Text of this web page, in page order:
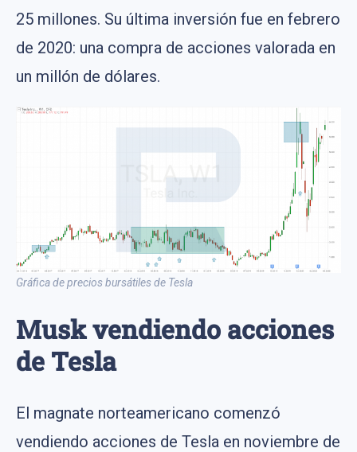
25 millones. Su última inversión fue en febrero
de 2020: una compra de acciones valorada en
un millón de dólares.
Gráfica de precios bursátiles de Tesla
Musk vendiendo acciones
de Tesla
El magnate norteamericano comenzó
vendiendo acciones de Tesla en noviembre de